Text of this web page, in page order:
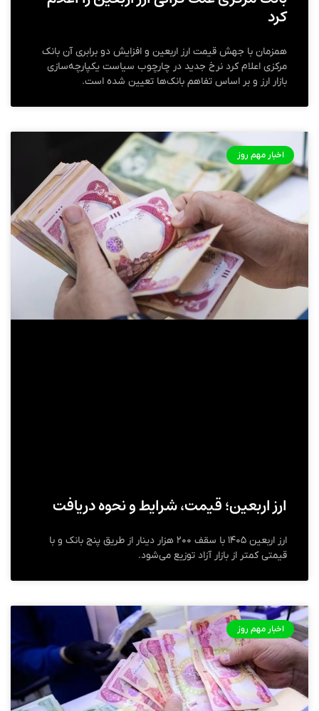
کرد
همزمان با جهش قیمت ارز اربعین و افزایش دو برابری آن بانک
مرکزی اعلام کرد نرخ جدید در چارچوب سیاست یکپارچه‌سازی
بازار ارز و بر اساس تفاهم بانک‌ها تعیین شده است.
اخبار مهم روز
ارز اربعین؛ قیمت، شرایط و نحوه دریافت
ارز اربعین ۱۴۰۵ با سقف ۲۰۰ هزار دینار از طریق پنج بانک و با
قیمتی کمتر از بازار آزاد توزیع می‌شود.
اخبار مهم روز